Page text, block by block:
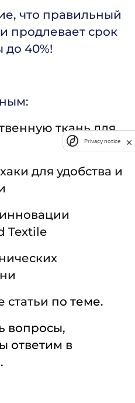
что правильный
продлевает срок
до 40%!
ткань для
для удобства и
Textile
статьи по теме.
вопросы,
ответим в
Privacy notice